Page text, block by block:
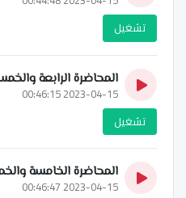
تشغيل
المحاضرة الرابعة
2023-04-15 00:46:15
تشغيل
المحاضرة الخامسة
2023-04-15 00:46:47